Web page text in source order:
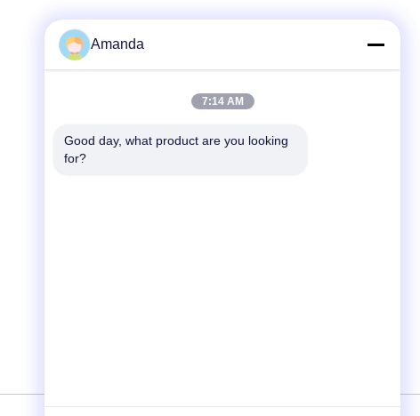
Contacto rápido
Amanda
7:14 AM
Good day, what product are you looking
for?